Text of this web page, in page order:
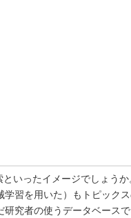
いったイメージでしょう
学習を用いた）もトピック
研究者の使うデータベース